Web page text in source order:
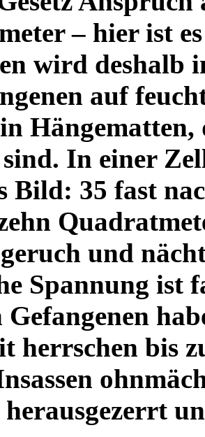
– hier ist
wird deshalb
auf
In einer
Bild: 35 fast
und
Spannung ist
Gefangenen
herrschen bis